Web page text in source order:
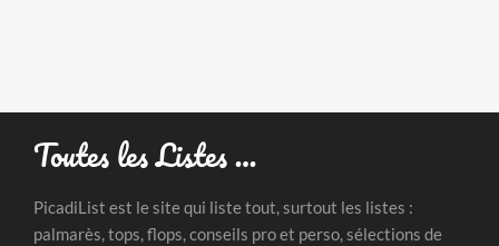
Toutes les Listes …
PicadiList est le site qui liste tout, surtout les listes :
palmarès, tops, flops, conseils pro et perso, sélections de